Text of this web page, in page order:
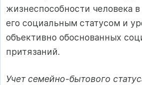
жизнеспособности человека в
его социальным статусом и
объективно обоснованных
притязаний.
Учет семейно-бытового